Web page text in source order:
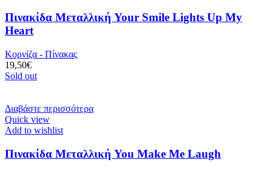
Πινακίδα Μεταλλική Your Smile Lights Up My
Heart
Κορνίζα - Πίνακας
19,50€
Sold out
Διαβάστε περισσότερα
Quick view
Add to wishlist
Πινακίδα Μεταλλική You Make Me Laugh